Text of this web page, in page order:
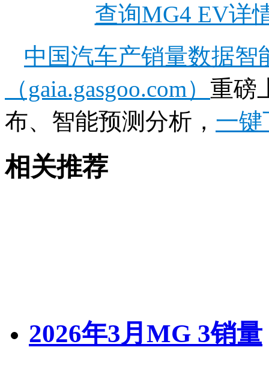
查询MG4 EV详
中国汽车产销量数据
（gaia.gasgoo.com） 重磅
布、智能预测分析， 一键
相关推荐
2026年3月MG 3销量